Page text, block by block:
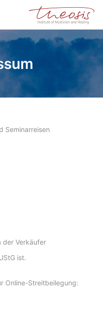
Seminarreisen
der Verkäufer
ist.
Online-Streitbeilegung: